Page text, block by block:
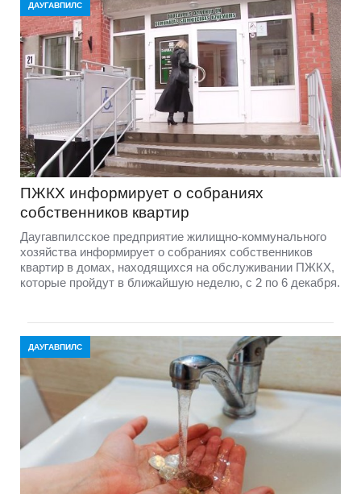
ДАУГАВПИЛС
ПЖКХ информирует о собраниях
собственников квартир
Даугавпилсское предприятие жилищно-коммунального
хозяйства информирует о собраниях собственников
квартир в домах, находящихся на обслуживании ПЖКХ,
которые пройдут в ближайшую неделю, с 2 по 6 декабря.
ДАУГАВПИЛС